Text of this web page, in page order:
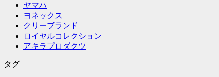
ヤマハ
ヨネックス
クリーブランド
ロイヤルコレクション
アキラプロダクツ
タグ